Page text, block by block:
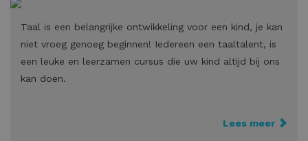
Taal is een belangrijke ontwikkeling voor een kind, je kan
niet vroeg genoeg beginnen! Iedereen een taaltalent, is
een leuke en leerzamen cursus die uw kind altijd bij ons
kan doen.
Lees meer